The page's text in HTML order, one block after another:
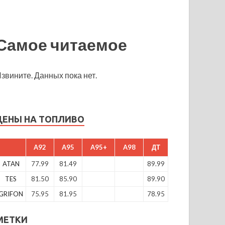
читаемое
Данных пока нет.
НА ТОПЛИВО
A92 A95 A95+ A98 ДТ
ATAN 77.99 81.49
89.99
TES
81.50 85.90
89.90
75.95 81.95 78.95